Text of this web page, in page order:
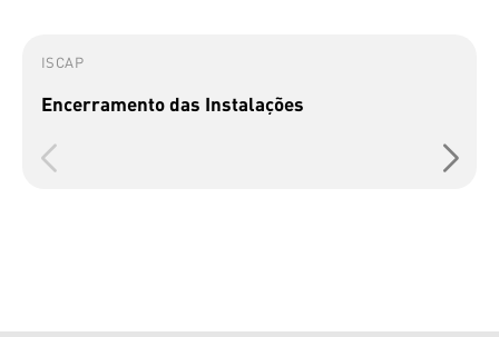
ISCAP
Encerramento das Instalações